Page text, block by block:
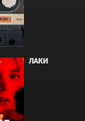
ЛАКИ